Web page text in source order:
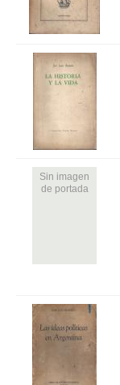
Sin imagen
de portada